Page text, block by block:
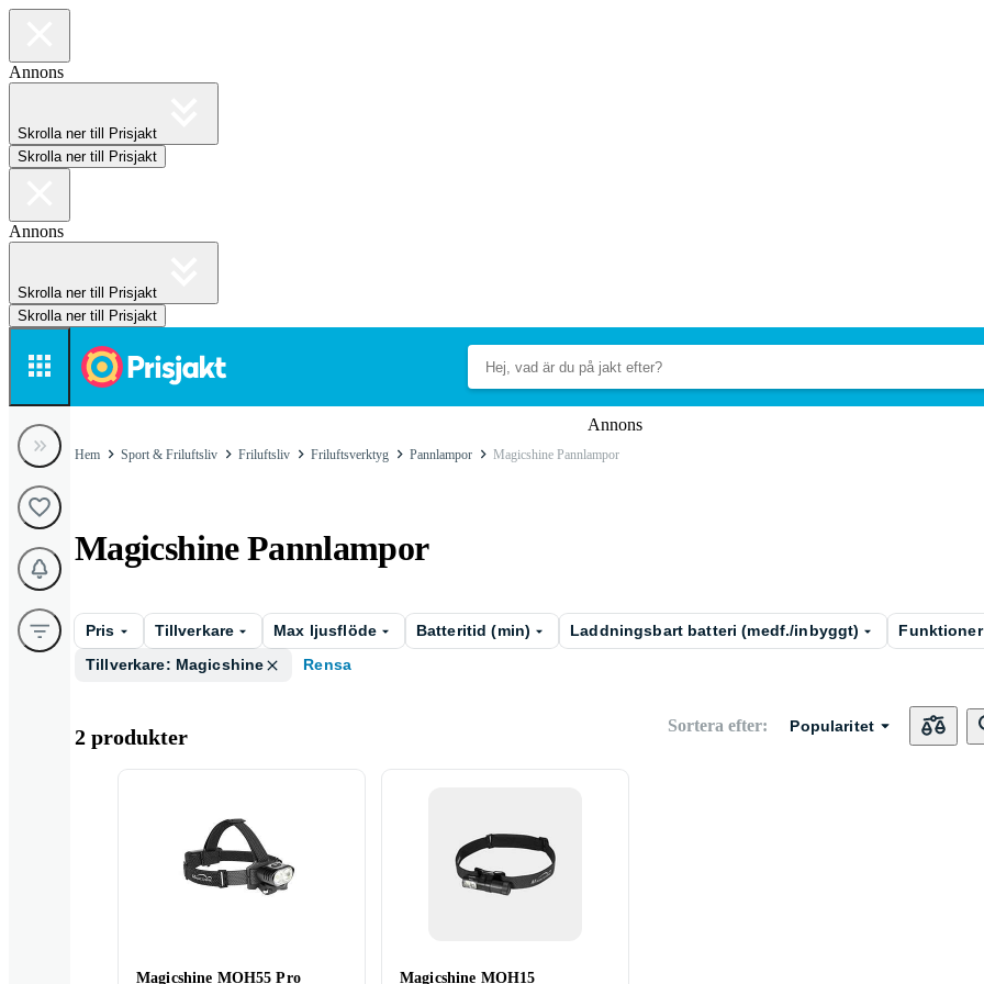
Annons
Skrolla ner till Prisjakt
Skrolla ner till Prisjakt
Annons
Skrolla ner till Prisjakt
Skrolla ner till Prisjakt
Annons
Hem Sport & Friluftsliv Friluftsliv Friluftsverktyg Pannlampor Magicshine Pannlampor
Magicshine Pannlampor
Pris Tillverkare Max ljusflöde Batteritid (min) Laddningsbart batteri (medf./inbyggt) Funktioner
Tillverkare: Magicshine
Rensa
2 produkter Sortera efter: Popularitet
Magicshine MOH55 Pro Magicshine MOH15